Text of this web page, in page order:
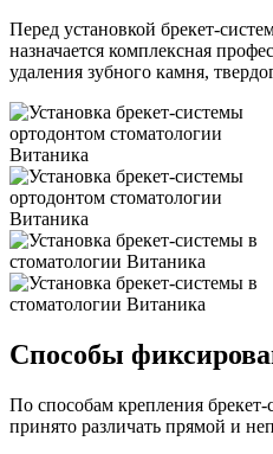
Перед установкой брекет-
назначается комплексная
удаления зубного камня,
Способы
По способам крепления брекет-
принято различать прямой и